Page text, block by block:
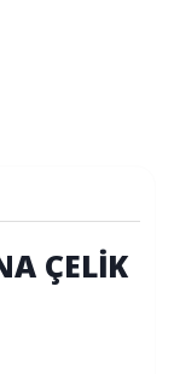
ÇELİK